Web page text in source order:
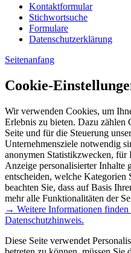
Kontaktformular
Stichwortsuche
Formulare
Datenschutzerklärung
Seitenanfang
Cookie-
Wir verwenden Cookies, um
Erlebnis zu bieten. Dazu zählen
Seite und für die Steuerung
Unternehmensziele notwendig
anonymen Statistikzwecken,
Anzeige personalisierter Inhalte
entscheiden, welche Kategorien
beachten Sie, dass auf Basis
mehr alle Funktionalitäten der
→ Weitere Informationen finden
Datenschutzhinweis.
Diese Seite verwendet